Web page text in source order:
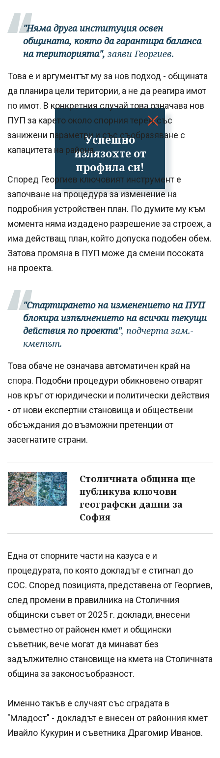
Успешно
излязохте от
профила си!
"Няма друга институция освен
общината, която да гарантира баланса
на територията", заяви Георгиев.
Това е и аргументът му за нов подход - общината
да планира цели територии, а не да реагира имот
по имот. В конкретния случай това означава нов
ПУП за карето около спорния терен, със
занижени параметри и със съобразяване с
капацитета на района.
Според Георгиев ключовият инструмент е
започване на процедура за изменение на
подробния устройствен план. По думите му към
момента няма издадено разрешение за строеж, а
има действащ план, който допуска подобен обем.
Затова промяна в ПУП може да смени посоката
на проекта.
"Стартирането на изменението на ПУП
блокира изпълнението на всички текущи
действия по проекта", подчерта зам.-
кметът.
Това обаче не означава автоматичен край на
спора. Подобни процедури обикновено отварят
нов кръг от юридически и политически действия
- от нови експертни становища и обществени
обсъждания до възможни претенции от
засегнатите страни.
Столичната община ще
публикува ключови
географски данни за
София
Една от спорните части на казуса е и
процедурата, по която докладът е стигнал до
СОС. Според позицията, представена от Георгиев,
след промени в правилника на Столичния
общински съвет от 2025 г. доклади, внесени
съвместно от районен кмет и общински
съветник, вече могат да минават без
задължително становище на кмета на Столичната
община за законосъобразност.
Именно такъв е случаят със сградата в
"Младост" - докладът е внесен от районния кмет
Ивайло Кукурин и съветника Драгомир Иванов.